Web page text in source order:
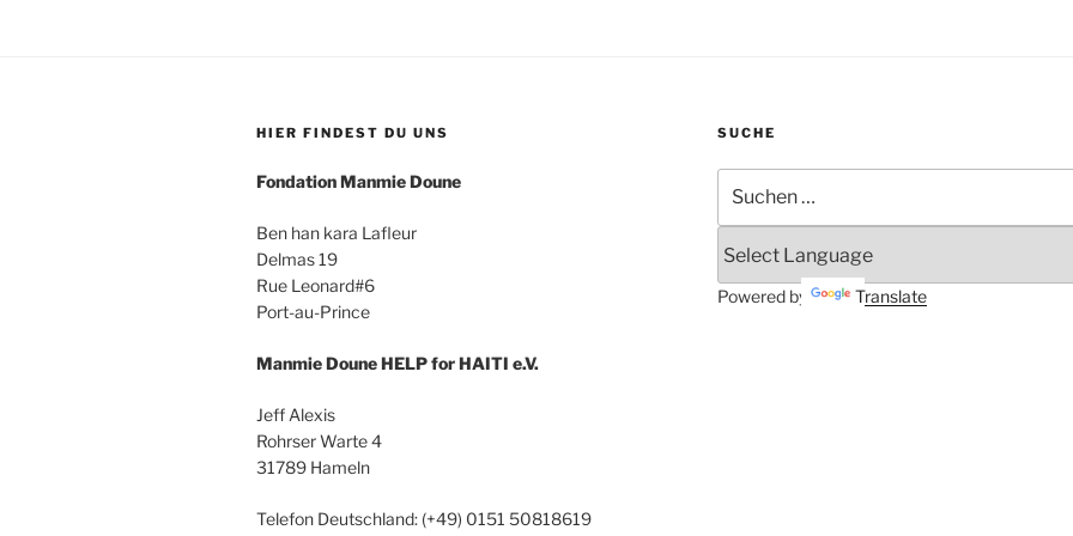
HIER FINDEST DU UNS
Fondation Manmie Doune
Ben han kara Lafleur
Delmas 19
Rue Leonard#6
Port-au-Prince
Manmie Doune HELP for HAITI e.V.
Jeff Alexis
Rohrser Warte 4
31789 Hameln
Telefon Deutschland: (+49) 0151 50818619
SUCHE
nach:
Powered by Translate